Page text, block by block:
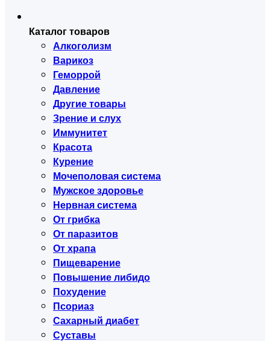
Каталог товаров
Алкоголизм
Варикоз
Геморрой
Давление
Другие товары
Зрение и слух
Иммунитет
Красота
Курение
Мочеполовая система
Мужское здоровье
Нервная система
От грибка
От паразитов
От храпа
Пищеварение
Повышение либидо
Похудение
Псориаз
Сахарный диабет
Суставы